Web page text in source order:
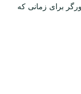
برای زمانی که